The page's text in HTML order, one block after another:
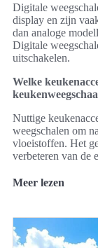
Digitale
display en zijn
dan analoge
Digitale
uitschakelen.
Welke
Nuttige
weegschalen om
vloeistoffen. Het
verbeteren van de
Meer lezen